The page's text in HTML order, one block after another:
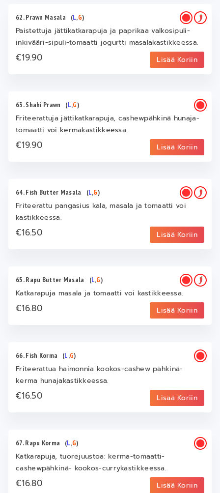
62. Prawn Masala (L,G)
Paistettuja jättikatkarapuja ja paprikaa valkosipuli-
inkivääri-sipuli-tomaatti jogurtti masalakastikkeessa.
€19.90 Lisää Koriin
63. Shahi Prawn (L,G)
Friteerattuja jättikatkarapuja, cashewpähkinä hunaja-
tomaatti voi kermakastikkeessa.
€19.90 Lisää Koriin
64. Fish Butter Masala (L,G)
Friteerattu pangasius kala, masala ja tomaatti voi
kastikkeessa.
€16.50 Lisää Koriin
65. Rapu Butter Masala (L,G)
Katkarapuja masala ja tomaatti voi kastikkeessa.
€16.80 Lisää Koriin
66. Fish Korma (L,G)
Friteerattua haimonnia kookos-cashew pähkinä-
kerma hunajakastikkeessa.
€16.50 Lisää Koriin
67. Rapu Korma (L,G)
Katkarapuja, tuorejuustoa: kerma-tomaatti-
cashewpähkinä- kookos-currykastikkeessa.
€16.80 Lisää Koriin